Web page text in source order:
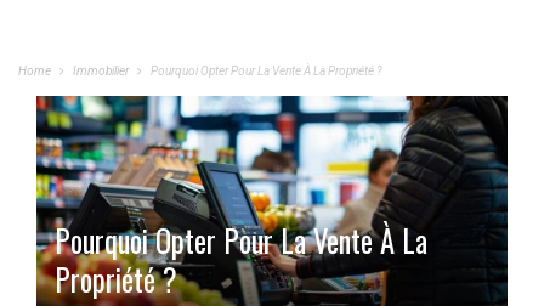
Home Immobilier Pourquoi Opter Pour La Vente À La Propriété ?
Pourquoi Opter Pour La Vente À La
Propriété ?